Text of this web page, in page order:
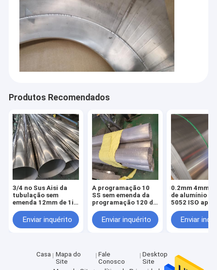
Produtos Recomendados
3/4 no Sus Aisi da
tubulação sem
emenda 12mm de 1in
Sch 80 Ss 316
laminou
Enviar inquérito
A programação 10
SS sem emenda da
programação 120 da
programação 160
conduz o tubo de
aço inoxidável Astm
Enviar inquérito
0.2mm 4mm
de alumínio
5052 ISO
Enviar
Casa
Mapa do
Site
Fale
Conosco
Desktop
Site